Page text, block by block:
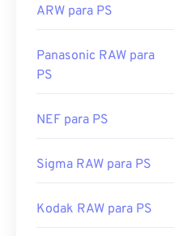
ARW para PS
Panasonic RAW para
PS
NEF para PS
Sigma RAW para PS
Kodak RAW para PS